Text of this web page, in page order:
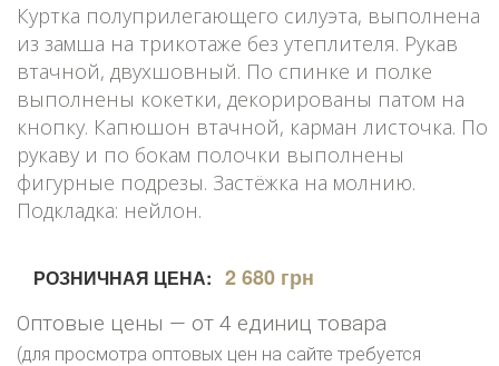
Куртка полуприлегающего силуэта, выполнена
из замша на трикотаже без утеплителя. Рукав
втачной, двухшовный. По спинке и полке
выполнены кокетки, декорированы патом на
кнопку. Капюшон втачной, карман листочка. По
рукаву и по бокам полочки выполнены
фигурные подрезы. Застёжка на молнию.
Подкладка: нейлон.
РОЗНИЧНАЯ ЦЕНА: 2 680 грн
Оптовые цены — от 4 единиц товара
(для просмотра оптовых цен на сайте требуется